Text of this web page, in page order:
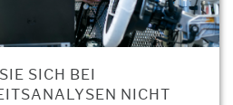
SICH BEI
NICHT